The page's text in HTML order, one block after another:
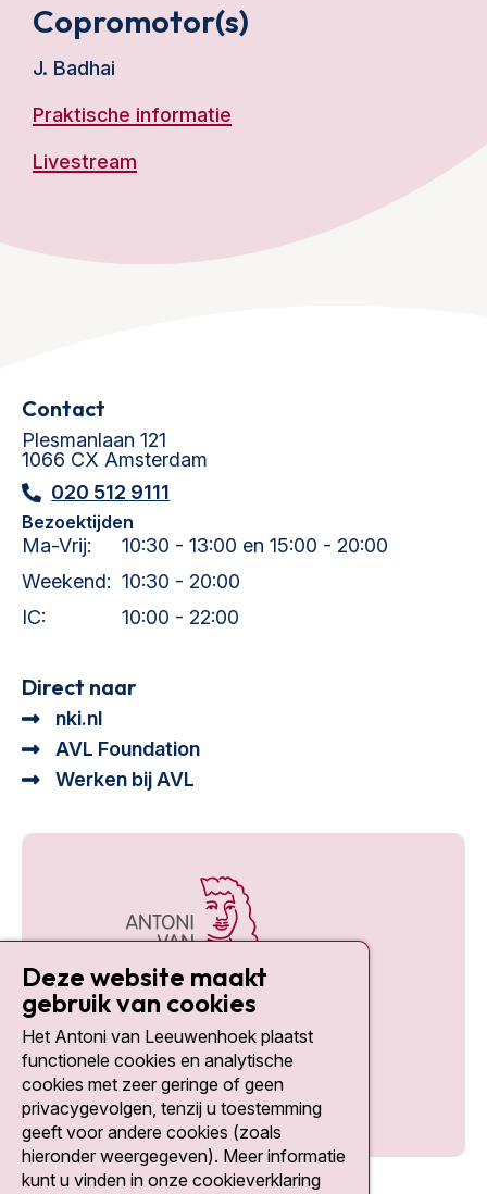
Copromotor(s)
J. Badhai
Praktische informatie
Livestream
Contact
Plesmanlaan 121
1066 CX Amsterdam
020 512 9111
Bezoektijden
Ma-Vrij:
10:30 - 13:00 en 15:00 - 20:00
Weekend: 10:30 - 20:00
IC:
10:00 - 22:00
Direct naar
nki.nl
AVL Foundation
Werken bij AVL
Social media
Deze website maakt
gebruik van cookies
Het Antoni van Leeuwenhoek plaatst
functionele cookies en analytische
cookies met zeer geringe of geen
privacygevolgen, tenzij u toestemming
geeft voor andere cookies (zoals
hieronder weergegeven). Meer informatie
kunt u vinden in onze cookieverklaring